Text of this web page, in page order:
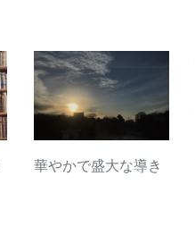
華やかで盛大な導き